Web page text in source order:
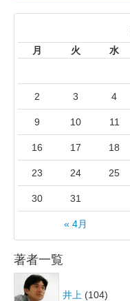
月
火 水
« 4月
2 3 4
9 10 11
16 17 18
23 24 25
30 31
著者一覧
井上 (104)